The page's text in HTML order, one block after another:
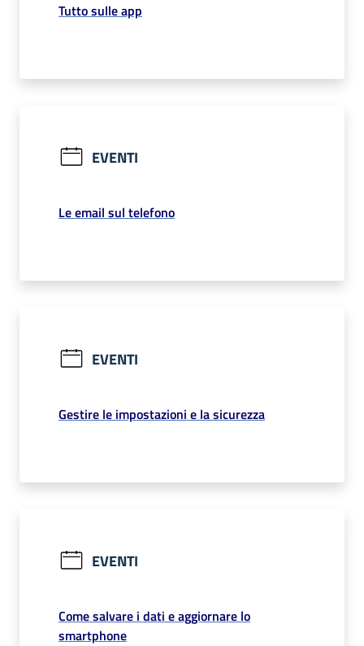
Tutto sulle app
EVENTI
Le email sul telefono
EVENTI
Gestire le impostazioni e la sicurezza
EVENTI
Come salvare i dati e aggiornare lo
smartphone